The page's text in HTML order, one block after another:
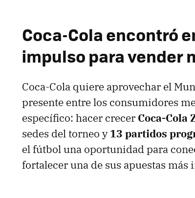
Coca-Cola encontró
impulso para vender
Coca-Cola quiere aprovechar el
presente entre los consumidores
específico: hacer crecer Coca-Cola
sedes del torneo y13 partidos
el fútbol una oportunidad para
fortalecer una de sus apuestas más